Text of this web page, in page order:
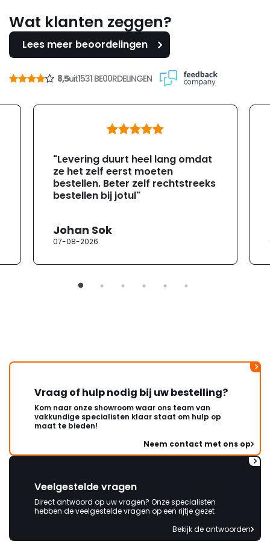
Wat klanten zeggen?
Lees meer beoordelingen
8,5uit1531 BE00RDELINGEN
"Levering duurt heel lang omdat
ze het zelf eerst moeten
bestellen. Beter zelf rechtstreeks
bestellen bij jotul"
Johan Sok
07-08-2026
Vraag of hulp nodig bij uw bestelling?
Kom naar onze showroom waar ons team van
vakkundige specialisten klaar staat om hulp op
maat te bieden!
Neem contact met ons op
Veelgestelde vragen
Direct antwoord op uw vragen? Onze specialisten
hebben de veelgestelde vragen op een rijtje gezet
Bekijk de antwoorden